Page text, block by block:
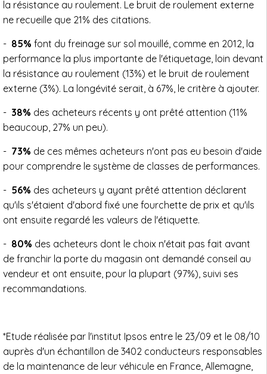
la résistance au roulement. Le bruit de roulement externe
ne recueille que 21% des citations.
- 85% font du freinage sur sol mouillé, comme en 2012, la
performance la plus importante de l'étiquetage, loin devant
la résistance au roulement (13%) et le bruit de roulement
externe (3%). La longévité serait, à 67%, le critère à ajouter.
- 38% des acheteurs récents y ont prêté attention (11%
beaucoup, 27% un peu).
- 73% de ces mêmes acheteurs n'ont pas eu besoin d'aide
pour comprendre le système de classes de performances.
- 56% des acheteurs y ayant prêté attention déclarent
qu'ils s'étaient d'abord fixé une fourchette de prix et qu'ils
ont ensuite regardé les valeurs de l'étiquette.
- 80% des acheteurs dont le choix n'était pas fait avant
de franchir la porte du magasin ont demandé conseil au
vendeur et ont ensuite, pour la plupart (97%), suivi ses
recommandations.
*Etude réalisée par l'institut Ipsos entre le 23/09 et le 08/10
auprès d'un échantillon de 3402 conducteurs responsables
de la maintenance de leur véhicule en France, Allemagne,